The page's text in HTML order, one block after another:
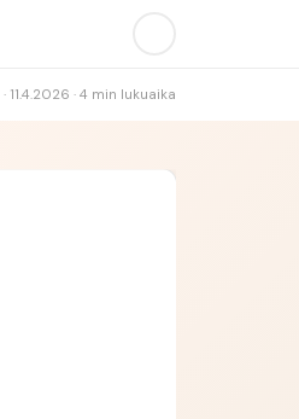
· 11.4.2026 · 4 min lukuaika